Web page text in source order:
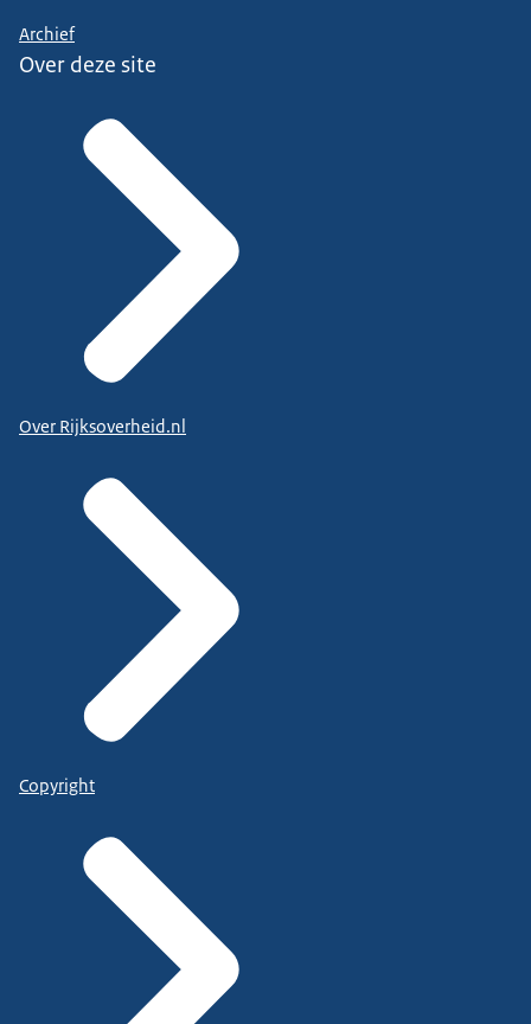
Archief
Over deze site
Over Rijksoverheid.nl
Copyright